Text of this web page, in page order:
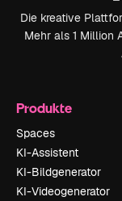
Die kreative
Mehr als 1 Million
Produkte
Spaces
KI-Assistent
KI-Bildgenerator
KI-Videogenerator